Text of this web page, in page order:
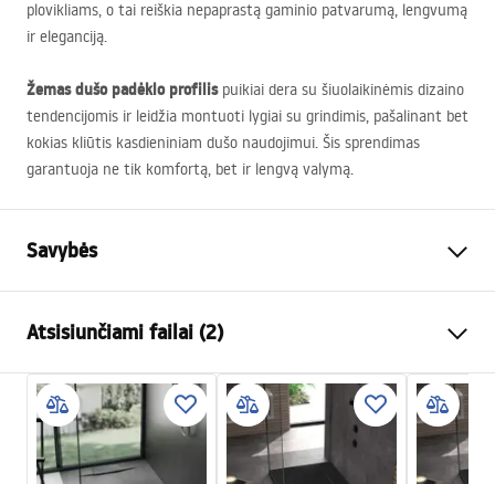
plovikliams, o tai reiškia nepaprastą gaminio patvarumą, lengvumą
ir eleganciją.
Žemas dušo padėklo profilispuikiai dera su šiuolaikinėmis dizaino
tendencijomis ir leidžia montuoti lygiai su grindimis, pašalinant bet
kokias kliūtis kasdieniniam dušo naudojimui. Šis sprendimas
garantuoja ne tik komfortą, bet ir lengvą valymą.
Savybės
Medžiaga
Ilgis
1000mm
Plotis
800 mm
Aukštis
25mm
Atsisiunčiami failai (2)
montavimo instrukcijos
manual - LT.pdf